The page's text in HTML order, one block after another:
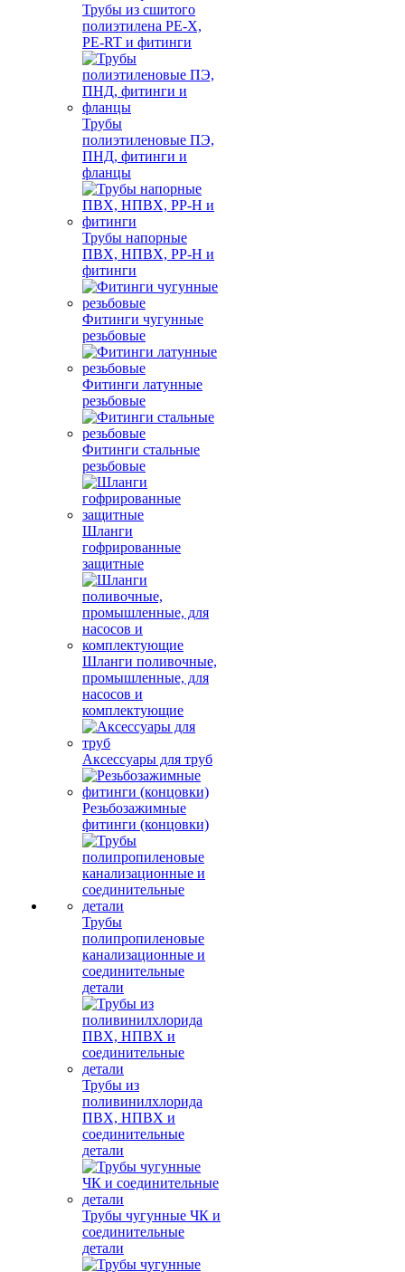
Трубы из сшитого
полиэтилена PE-X,
PE-RT и фитинги
Трубы
полиэтиленовые ПЭ,
ПНД, фитинги и
фланцы
Трубы напорные
ПВХ, НПВХ, PP-H и
фитинги
Фитинги чугунные
резьбовые
Фитинги латунные
резьбовые
Фитинги стальные
резьбовые
Шланги
гофрированные
защитные
Шланги поливочные,
промышленные, для
насосов и
комплектующие
Аксессуары для труб
Резьбозажимные
фитинги (концовки)
Трубы
полипропиленовые
канализационные и
соединительные
детали
Трубы из
поливинилхлорида
ПВХ, НПВХ и
соединительные
детали
Трубы чугунные ЧК и
соединительные
детали